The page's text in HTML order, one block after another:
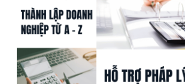
DỊCH VỤ KẾ TOÁN THUẾ TẠI HÀ NỘI